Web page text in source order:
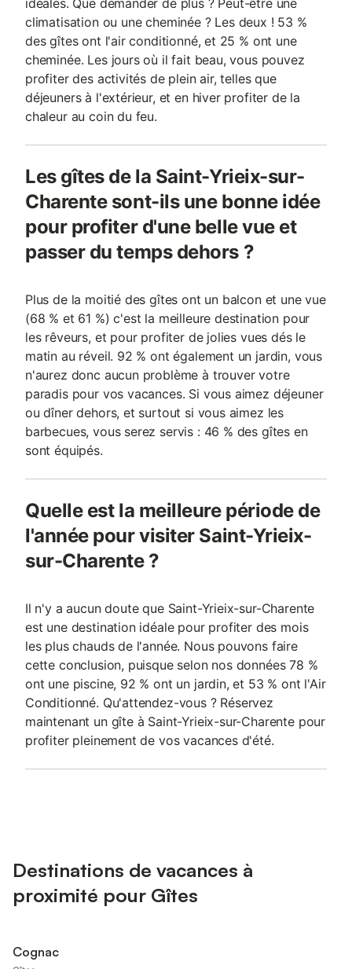
idéales. Que demander de plus ? Peut-être une
climatisation ou une cheminée ? Les deux ! 53 %
des gîtes ont l'air conditionné, et 25 % ont une
cheminée. Les jours où il fait beau, vous pouvez
profiter des activités de plein air, telles que
déjeuners à l'extérieur, et en hiver profiter de la
chaleur au coin du feu.
Les gîtes de la Saint-Yrieix-sur-
Charente sont-ils une bonne idée
pour profiter d'une belle vue et
passer du temps dehors ?
Plus de la moitié des gîtes ont un balcon et une vue
(68 % et 61 %) c'est la meilleure destination pour
les rêveurs, et pour profiter de jolies vues dés le
matin au réveil. 92 % ont également un jardin, vous
n'aurez donc aucun problème à trouver votre
paradis pour vos vacances. Si vous aimez déjeuner
ou dîner dehors, et surtout si vous aimez les
barbecues, vous serez servis : 46 % des gîtes en
sont équipés.
Quelle est la meilleure période de
l'année pour visiter Saint-Yrieix-
sur-Charente ?
Il n'y a aucun doute que Saint-Yrieix-sur-Charente
est une destination idéale pour profiter des mois
les plus chauds de l'année. Nous pouvons faire
cette conclusion, puisque selon nos données 78 %
ont une piscine, 92 % ont un jardin, et 53 % ont l'Air
Conditionné. Qu'attendez-vous ? Réservez
maintenant un gîte à Saint-Yrieix-sur-Charente pour
profiter pleinement de vos vacances d'été.
Destinations de vacances à
proximité pour Gîtes
Cognac